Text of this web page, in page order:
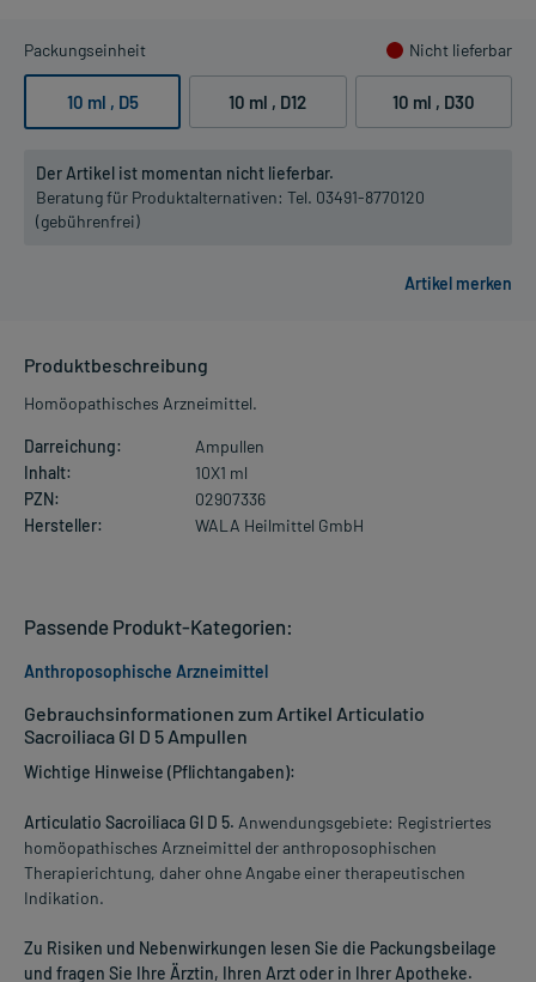
Packungseinheit Nicht lieferbar
10 ml , D5 10 ml , D12 10 ml , D30
Der Artikel ist momentan nicht lieferbar.
Beratung für Produktalternativen: Tel. 03491-8770120
(gebührenfrei)
Produktbeschreibung
Homöopathisches Arzneimittel.
Darreichung:
Ampullen
Inhalt:
10X1 ml
PZN:
02907336
Hersteller:
WALA Heilmittel GmbH
Gebrauchsinformationen zum Artikel Articulatio
Sacroiliaca Gl D 5 Ampullen
Wichtige Hinweise (Pflichtangaben):
Articulatio Sacroiliaca Gl D 5. Anwendungsgebiete: Registriertes
homöopathisches Arzneimittel der anthroposophischen
Therapierichtung, daher ohne Angabe einer therapeutischen
Indikation.
Zu Risiken und Nebenwirkungen lesen Sie die Packungsbeilage
und fragen Sie Ihre Ärztin, Ihren Arzt oder in Ihrer Apotheke.
Passende Produkt-Kategorien:
Anthroposophische Arzneimittel